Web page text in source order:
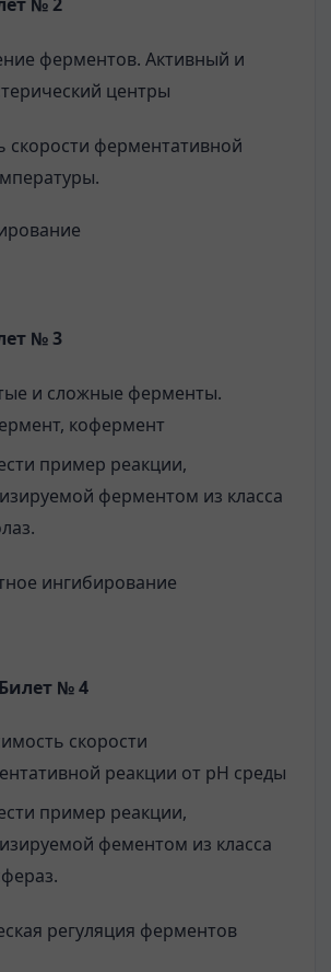
ферментов. Активный и
центры
скорости ферментативной
№ 3
и сложные ферменты.
кофермент
пример реакции,
ферментом из класса
ингибирование
№ 4
скорости
реакции от рН среды
пример реакции,
фементом из класса
регуляция ферментов